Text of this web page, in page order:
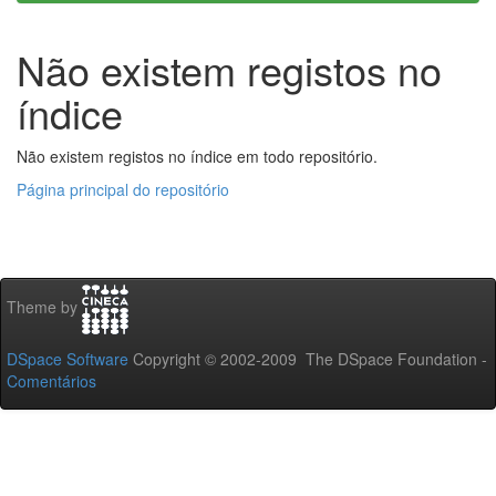
Não existem registos no
índice
Não existem registos no índice em todo repositório.
Página principal do repositório
Theme by
DSpace Software Copyright © 2002-2009 The DSpace Foundation -
Comentários